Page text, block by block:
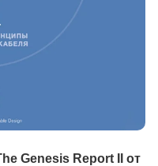
Genesis Report II от